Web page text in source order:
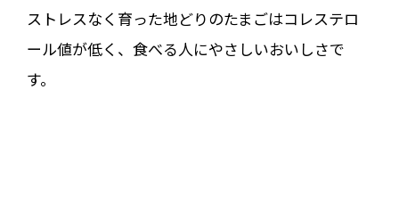
ストレスなく育った地どりのたまごはコレステロ
ール値が低く、食べる人にやさしいおいしさで
す。